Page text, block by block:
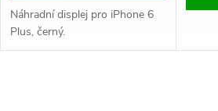
Náhradní displej pro iPhone 6
Plus, černý.